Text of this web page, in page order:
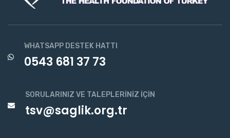
WHATSAPP DESTEK HATTI
0543 681 37 73
SORULARINIZ VE TALEPLERINIZ İÇIN
tsv@saglik.org.tr